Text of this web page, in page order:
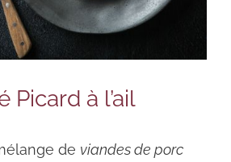
Picard à l’ail
de viandes de porc